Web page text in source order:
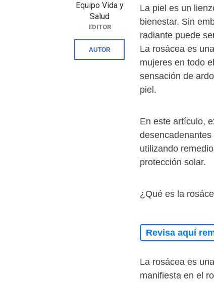
La piel es un
bienestar. Sin
radiante puede
La rosácea es
mujeres en todo
sensación de
piel.
En este artículo,
utilizando
protección solar.
¿Qué es la
Revisa aquí
La rosácea es
manifiesta en el
Equipo Vida y
Salud
EDITOR
AUTOR